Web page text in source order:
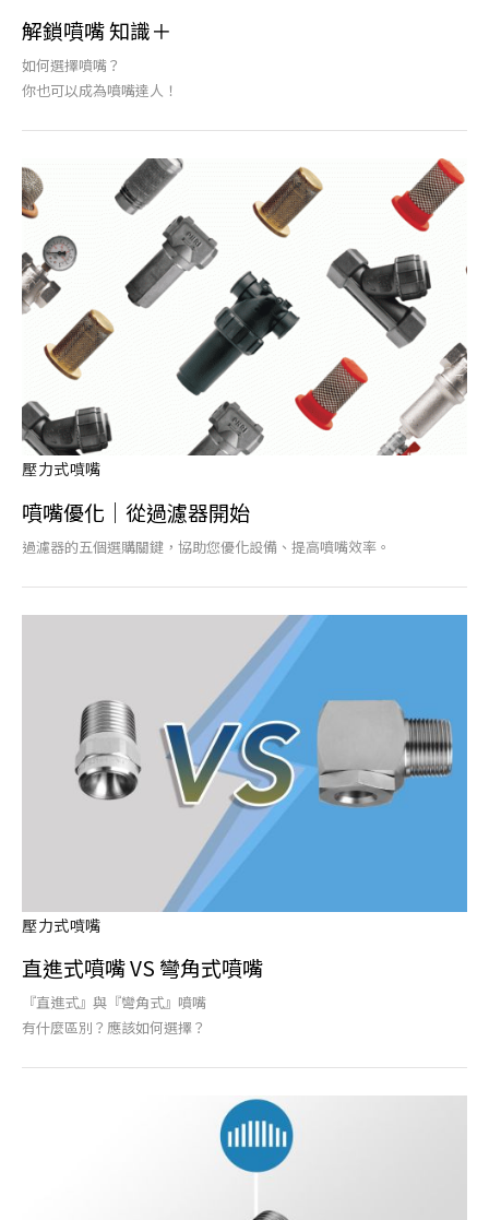
解鎖噴嘴 知識＋
如何選擇噴嘴？
你也可以成為噴嘴達人！
壓力式噴嘴
噴嘴優化｜從過濾器開始
過濾器的五個選購關鍵，協助您優化設備、提高噴嘴效率。
壓力式噴嘴
直進式噴嘴 VS 彎角式噴嘴
『直進式』與『彎角式』噴嘴
有什麼區別？應該如何選擇？